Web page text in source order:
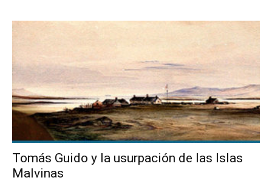
Tomás Guido y la usurpación de las Islas
Malvinas